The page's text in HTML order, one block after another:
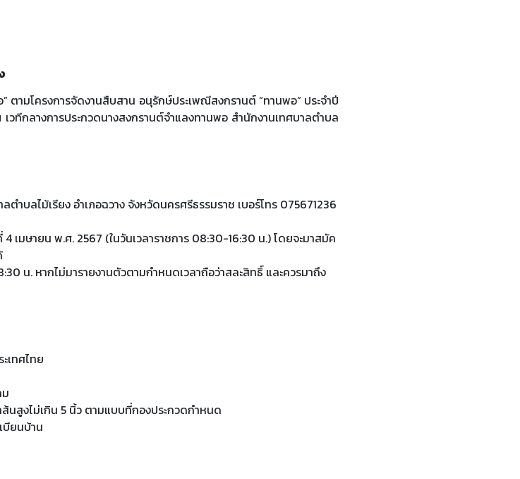
ตามโครงการจัดงานสืบสาน อนุรักษ์ประเพณีสงกรานต์ “ทานพอ” ประจําปี
วทีกลางการประกวดนางสงกรานต์จําแลงทานพอ สํานักงานเทศบาลตําบล
บลไม้เรียง อําเภอฉวาง จังหวัดนครศรีธรรมราช เบอร์โทร 075671236
มษายน พ.ศ. 2567 (ในวันเวลาราชการ 08:30-16:30 น.) โดยจะมาสมัค
น. หากไม่มารายงานตัวตามกําหนดเวลาถือว่าสละสิทธิ์ และควรมาถึง
เทศไทย
นสูงไม่เกิน 5 นิ้ว ตามแบบที่กองประกวดกําหนด
บียนบ้าน